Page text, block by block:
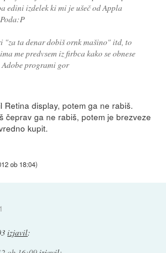
edini izdelek ki mi je ušeč od Appla
"za ta denar dobiš ornk mašino" itd, to
me predvsem iz firbca kako se obnese
programi gor
Retina display, potem ga ne rabiš.
čeprav ga ne rabiš, potem je brezveze
kupit.
ob 18:04)
izjavil: